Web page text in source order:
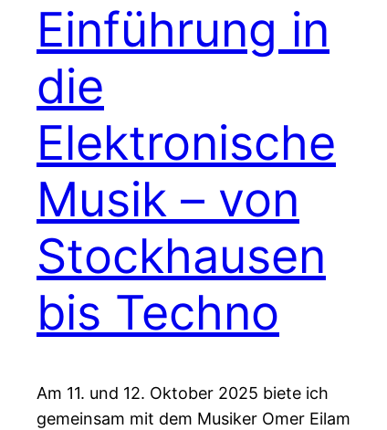
Einführung in
die
Elektronische
Musik – von
Stockhausen
bis Techno
Am 11. und 12. Oktober 2025 biete ich
gemeinsam mit dem Musiker Omer Eilam